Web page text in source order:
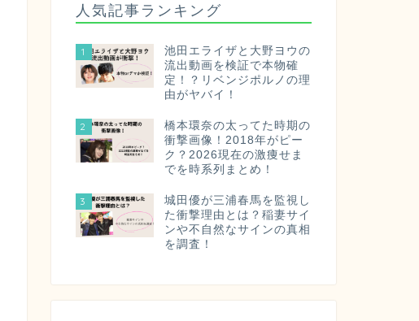
人気記事ランキング
1
池田エライザと大野ヨウの
流出動画を検証で本物確
定！？リベンジポルノの理
由がヤバイ！
2
橋本環奈の太ってた時期の
衝撃画像！2018年がピー
ク？2026現在の激痩せま
でを時系列まとめ！
3
城田優が三浦春馬を監視し
た衝撃理由とは？稲妻サイ
ンや不自然なサインの真相
を調査！